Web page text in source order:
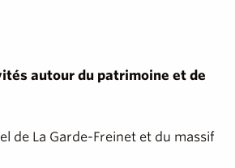
autour du patrimoine et de
de La Garde-Freinet et du massif